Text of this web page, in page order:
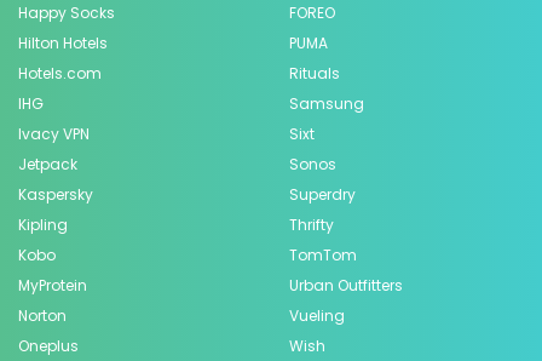
Happy Socks
Hilton Hotels
Hotels.com
IHG
Ivacy VPN
Jetpack
Kaspersky
Kipling
Kobo
MyProtein
Norton
Oneplus
FOREO
PUMA
Rituals
Samsung
Sixt
Sonos
Superdry
Thrifty
TomTom
Urban Outfitters
Vueling
Wish